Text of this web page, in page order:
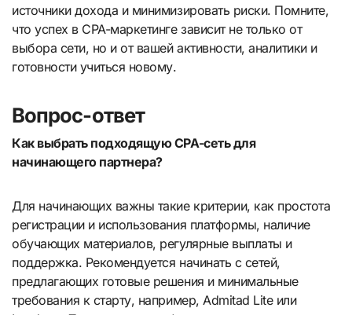
источники дохода и минимизировать риски. Помните,
что успех в CPA-маркетинге зависит не только от
выбора сети, но и от вашей активности, аналитики и
готовности учиться новому.
Вопрос-ответ
Как выбрать подходящую CPA-сеть для
начинающего партнера?
Для начинающих важны такие критерии, как простота
регистрации и использования платформы, наличие
обучающих материалов, регулярные выплаты и
поддержка. Рекомендуется начинать с сетей,
предлагающих готовые решения и минимальные
требования к старту, например, Admitad Lite или